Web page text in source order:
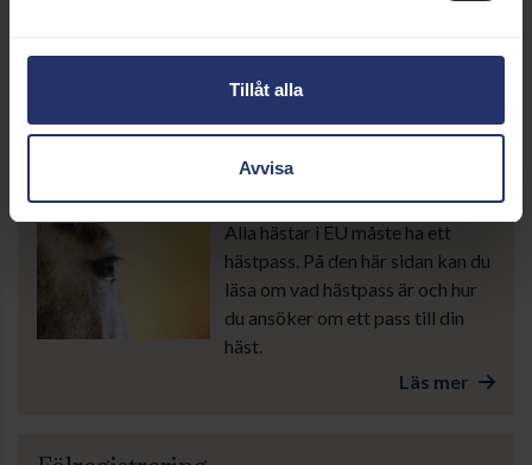
Tillåt alla
Avvisa
Hästpass
Alla hästar i EU måste ha ett
hästpass. På den här sidan kan du
läsa om vad hästpass är och hur
du ansöker om ett pass till din
häst.
Läs mer